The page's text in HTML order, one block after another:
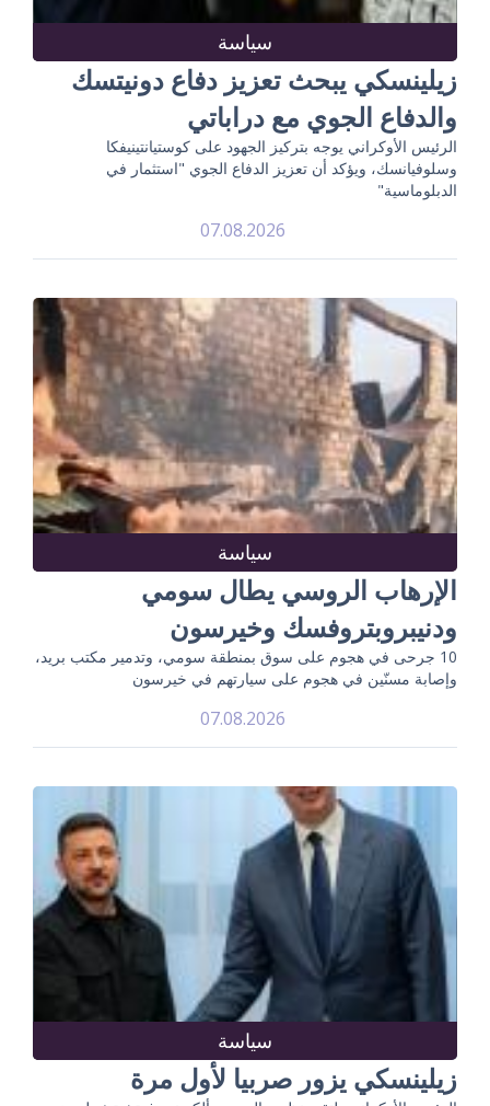
سياسة
زيلينسكي يبحث تعزيز دفاع دونيتسك
والدفاع الجوي مع دراباتي
الرئيس الأوكراني يوجه بتركيز الجهود على كوستيانتينيفكا
وسلوفيانسك، ويؤكد أن تعزيز الدفاع الجوي "استثمار في
الدبلوماسية"
07.08.2026
سياسة
الإرهاب الروسي يطال سومي
ودنيبروبتروفسك وخيرسون
10 جرحى في هجوم على سوق بمنطقة سومي، وتدمير مكتب بريد،
وإصابة مسنّين في هجوم على سيارتهم في خيرسون
07.08.2026
سياسة
زيلينسكي يزور صربيا لأول مرة